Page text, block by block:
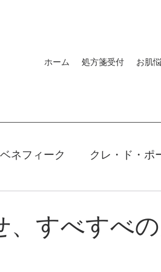
ホーム 処方箋受付 お肌
ベネフィーク クレ・ド・ポ
、すべすべ